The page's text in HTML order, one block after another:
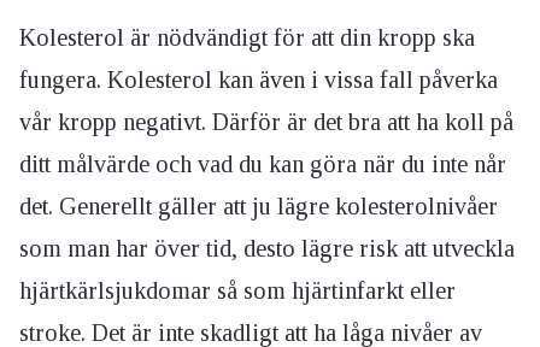
Kolesterol är nödvändigt för att din kropp ska
fungera. Kolesterol kan även i vissa fall påverka
vår kropp negativt. Därför är det bra att ha koll på
ditt målvärde och vad du kan göra när du inte når
det. Generellt gäller att ju lägre kolesterolnivåer
som man har över tid, desto lägre risk att utveckla
hjärtkärlsjukdomar så som hjärtinfarkt eller
stroke. Det är inte skadligt att ha låga nivåer av